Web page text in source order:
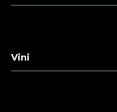
Vini